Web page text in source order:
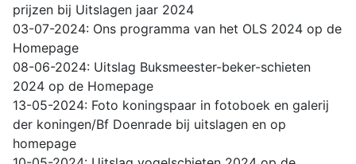
prijzen bij Uitslagen jaar 2024
03-07-2024: Ons programma van het OLS 2024 op de
Homepage
08-06-2024: Uitslag Buksmeester-beker-schieten
2024 op de Homepage
13-05-2024: Foto koningspaar in fotoboek en galerij
der koningen/Bf Doenrade bij uitslagen en op
homepage